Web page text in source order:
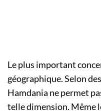
Le plus important
géographique. Selon
Hamdania ne permet
telle dimension. Même